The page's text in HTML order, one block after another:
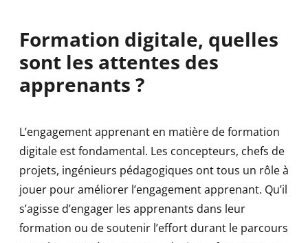
Formation digitale, quelles
sont les attentes des
apprenants ?
L’engagement apprenant en matière de formation
digitale est fondamental. Les concepteurs, chefs de
projets, ingénieurs pédagogiques ont tous un rôle à
jouer pour améliorer l’engagement apprenant. Qu’il
s’agisse d’engager les apprenants dans leur
formation ou de soutenir l’effort durant le parcours